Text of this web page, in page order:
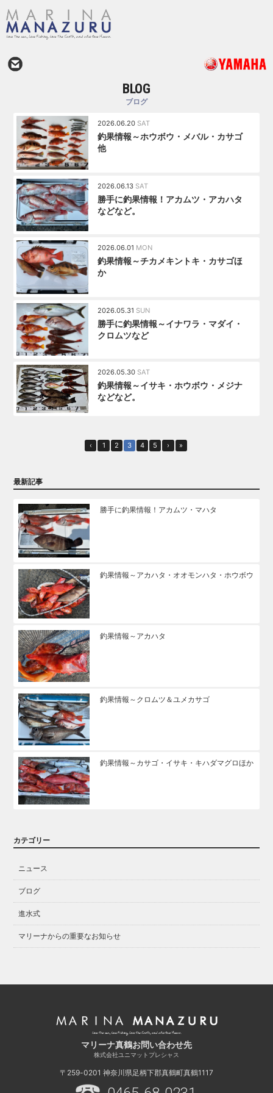
BLOG
ブログ
2026.06.20 SAT
釣果情報～ホウボウ・メバル・カサゴ
他
2026.06.13 SAT
勝手に釣果情報！アカムツ・アカハタ
などなど。
2026.06.01 MON
釣果情報～チカメキントキ・カサゴほ
か
2026.05.31 SUN
勝手に釣果情報～イナワラ・マダイ・
クロムツなど
2026.05.30 SAT
釣果情報～イサキ・ホウボウ・メジナ
などなど。
‹ 1 2 3 4 5 › »
最新記事
勝手に釣果情報！アカムツ・マハタ
釣果情報～アカハタ・オオモンハタ・ホウボウ
釣果情報～アカハタ
釣果情報～クロムツ＆ユメカサゴ
釣果情報～カサゴ・イサキ・キハダマグロほか
カテゴリー
ニュース
ブログ
進水式
マリーナからの重要なお知らせ
マリーナ真鶴お問い合わせ先
株式会社ユニマットプレシャス
〒259-0201 神奈川県足柄下郡真鶴町真鶴1117